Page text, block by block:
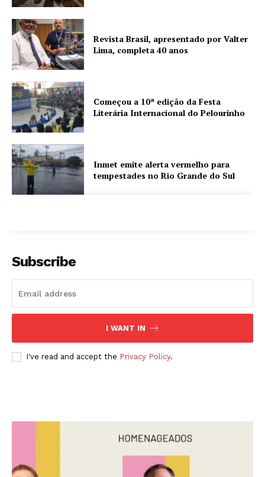
Revista Brasil, apresentado por Valter
Lima, completa 40 anos
Começou a 10ª edição da Festa
Literária Internacional do Pelourinho
Inmet emite alerta vermelho para
tempestades no Rio Grande do Sul
Subscribe
I WANT IN
I've read and accept the Privacy Policy.